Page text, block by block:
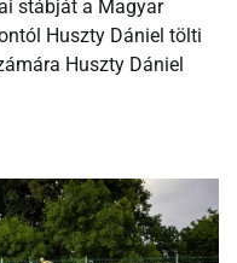
stábját a Magyar
Huszty Dániel tölti
Huszty Dániel